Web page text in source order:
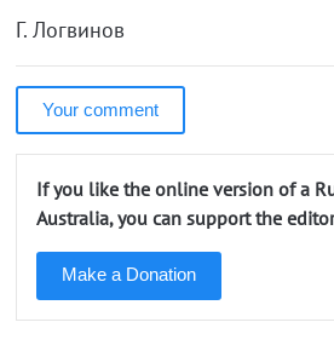
Г. Логвинов
Your comment
If you like the online version of a
Australia, you can support the
Make a Donation